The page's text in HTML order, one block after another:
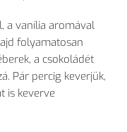
a vanília aromával
folyamatosan
a csokoládét
Pár percig keverjük,
is keverve